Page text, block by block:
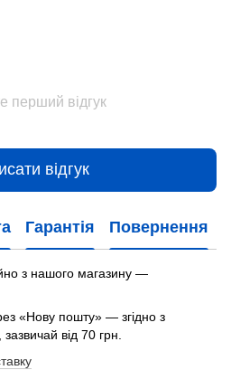
перший відгук
відгук
Гарантія Повернення
з нашого магазину —
«Нову пошту» — згідно з
від 70 грн.